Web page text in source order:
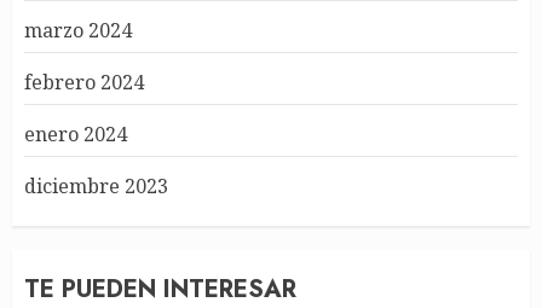
marzo 2024
febrero 2024
enero 2024
diciembre 2023
TE PUEDEN INTERESAR